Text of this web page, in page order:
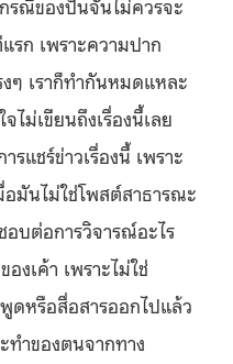
รก เพราะความปาก
เราก็ทำกันหมดแหละ
ไม่เขียนถึงเรื่องนี้เลย
แชร์ข่าวเรื่องนี้ เพราะ
อมันไม่ใช่โพสต์สาธารณะ
อบต่อการวิจารณ์อะไร
งเค้า เพราะไม่ใช่
ดหรือสื่อสารออกไปแล้ว
ำของตนจากทาง